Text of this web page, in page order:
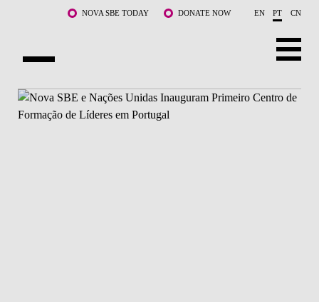
Saltar para o conteúdo principalNOVA SBE TODAY DONATE NOW EN PT CN
SOBRE NÓS